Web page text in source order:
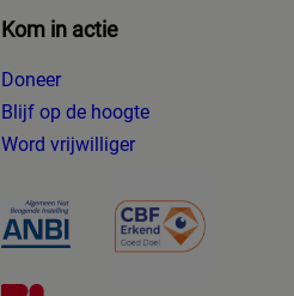
Kom in actie
Doneer
Blijf op de hoogte
Word vrijwilliger